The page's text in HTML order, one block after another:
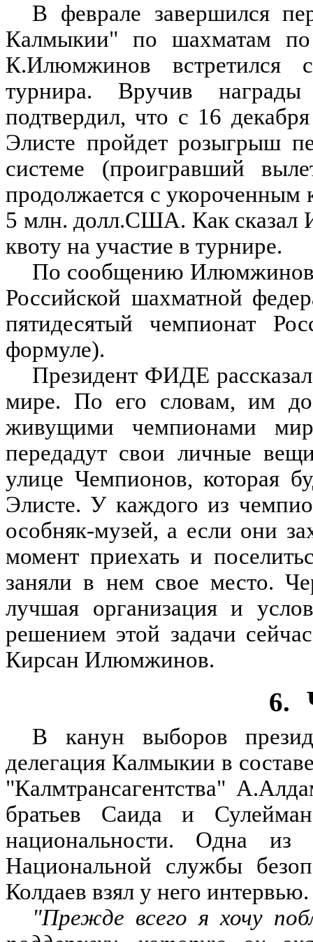
В феврале завершился
Калмыкии" по шахматам
К.Илюмжинов встретился
турнира. Вручив
подтвердил, что с 16
Элисте пройдет розыгрыш
системе (проигравший
продолжается с
5 млн. долл.США. Как сказал
квоту на участие в турнире.
По сообщению
Российской шахматной
пятидесятый чемпионат
формуле).
Президент ФИДЕ
мире. По его словам, им
живущими чемпионами
передадут свои личные
улице Чемпионов, которая
Элисте. У каждого из
особняк-музей, а если они
момент приехать и
заняли в нем свое место.
лучшая организация и
решением этой задачи
Кирсан Илюмжинов.
6.
В канун выборов
делегация Калмыкии в
"Калмтрансагентства"
братьев Саида и
национальности. Одна из
Национальной службы
Колдаев взял у него
"Прежде всего я хочу